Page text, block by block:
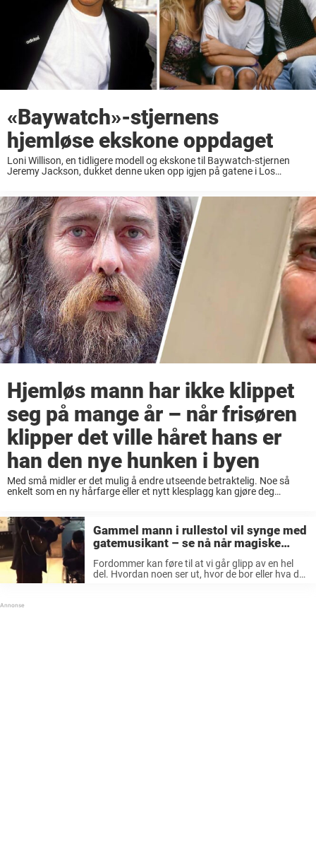
«Baywatch»-stjernens
hjemløse ekskone oppdaget
Loni Willison, en tidligere modell og ekskone til Baywatch-stjernen
Jeremy Jackson, dukket denne uken opp igjen på gatene i Los
Hjemløs mann har ikke klippet
seg på mange år – når frisøren
klipper det ville håret hans er
han den nye hunken i byen
Med små midler er det mulig å endre utseende betraktelig. Noe så
enkelt som en ny hårfarge eller et nytt klesplagg kan gjøre deg
Gammel mann i rullestol vil synge med
gatemusikant – se nå når magiske
stemmen trollbinder alle på gaten
Fordommer kan føre til at vi går glipp av en hel
del. Hvordan noen ser ut, hvor de bor eller hva de